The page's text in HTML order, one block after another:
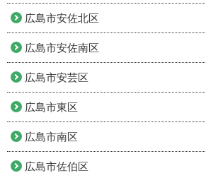
広島市安佐北区
広島市安佐南区
広島市安芸区
広島市東区
広島市南区
広島市佐伯区